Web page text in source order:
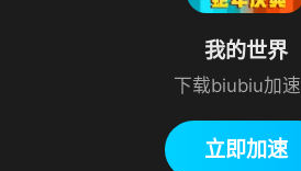
我的世界
下载biubiu加
立即加速